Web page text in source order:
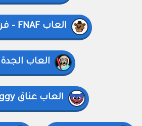
العاب FNAF - فريدي
العاب الجدة
العاب عناق wuggy